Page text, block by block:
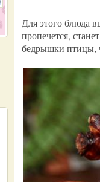
Для этого блюда
пропечется,
бедрышки птицы,